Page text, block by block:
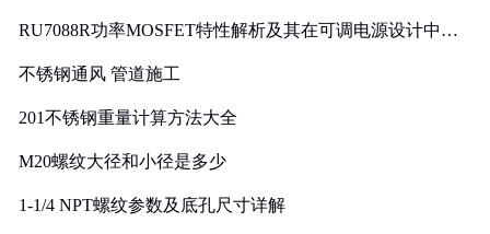
RU7088R功率MOSFET特性解析及其在可调电源设计中的
不锈钢通风 管道施工
201不锈钢重量计算方法大全
M20螺纹大径和小径是多少
1-1/4 NPT螺纹参数及底孔尺寸详解